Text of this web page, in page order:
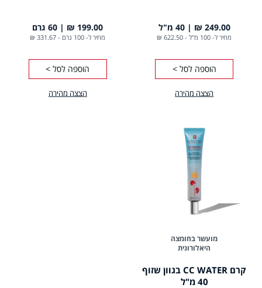
הצצה מהירה
249.00 ₪ 40 מ"ל
מחיר ל- 100 מ"ל -
622.50 ₪
הוספה לסל >
הצצה מהירה
199.00 ₪ 60 גרם
מחיר ל- 100 גרם -
331.67 ₪
הוספה לסל >
מועשר בחומצה
היאלורונית
קרם CC WATER בגוון שזוף
40 מ"ל